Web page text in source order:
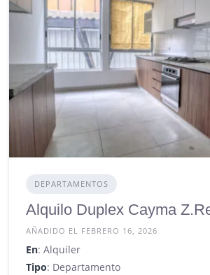
DEPARTAMENTOS
Alquilo Duplex Cayma
AÑADIDO EL FEBRERO 16, 2026
En: Alquiler
Tipo: Departamento